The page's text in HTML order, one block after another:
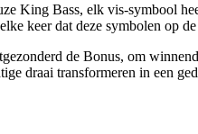
King Bass, elk vis-symbool
keer dat deze symbolen op
de Bonus, om
draai transformeren in een